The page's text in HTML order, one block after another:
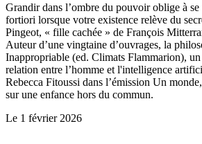
Grandir dans l’ombre du pouvoir oblige à se
fortiori lorsque votre existence relève du
Pingeot, « fille cachée » de François
Auteur d’une vingtaine d’ouvrages, la
Inappropriable (ed. Climats Flammarion),
relation entre l’homme et l'intelligence
Rebecca Fitoussi dans l’émission Un
sur une enfance hors du commun.
Le 1 février 2026